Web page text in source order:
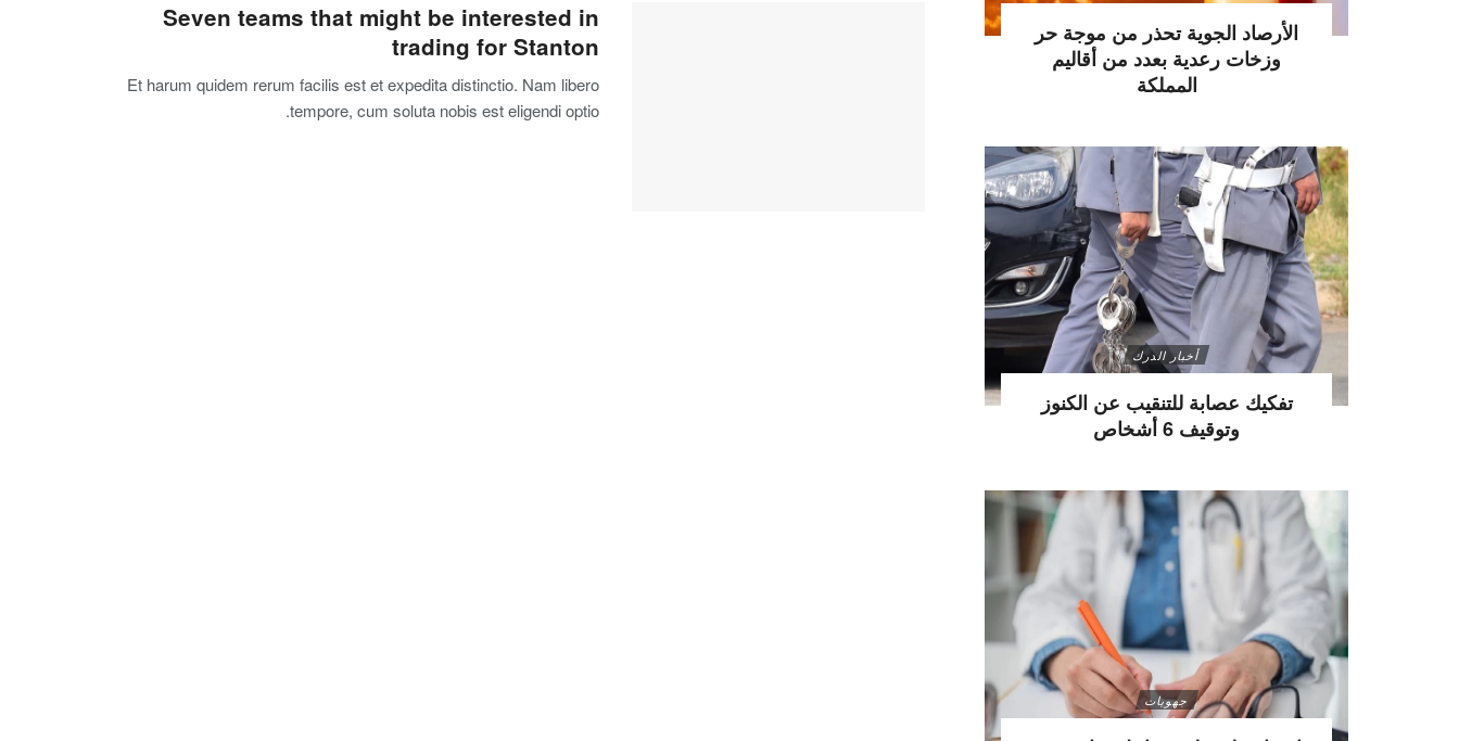
Seven teams that might be interested in
trading for Stanton
Et harum quidem rerum facilis est et expedita distinctio. Nam libero
tempore, cum soluta nobis est eligendi optio.
الأرصاد الجوية تحذر من موجة حر
وزخات رعدية بعدد من أقاليم
المملكة
أخبار الدرك
تفكيك عصابة للتنقيب عن الكنوز
وتوقيف 6 أشخاص
جهويات